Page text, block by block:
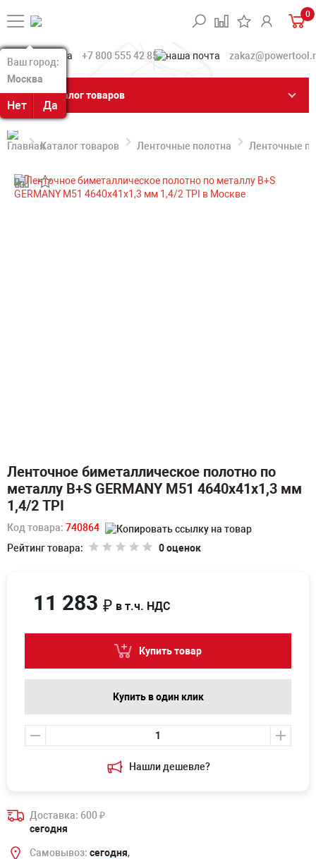
Ваш город:
Москва
Нет Да
Ваш город:
Москва
Нет Да
0
+7 800 555 42 85
Каталог товаров
Каталог товаров Ленточные полотна Ленточные
Ленточное биметаллическое полотно по
металлу B+S GERMANY M51 4640х41х1,3 мм
1,4/2 TPI
Код товара: 740864
Рейтинг товара:
0 оценок
Нашли дешевле?
11 283 ₽ в т.ч. НДС
Купить товар
Купить в один клик
Доставка: 600₽
сегодня
Самовывоз: сегодня,